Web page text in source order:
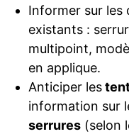
Informer sur les
existants :
multipoint,
en applique.
Anticiper les
information sur
serrures(selon